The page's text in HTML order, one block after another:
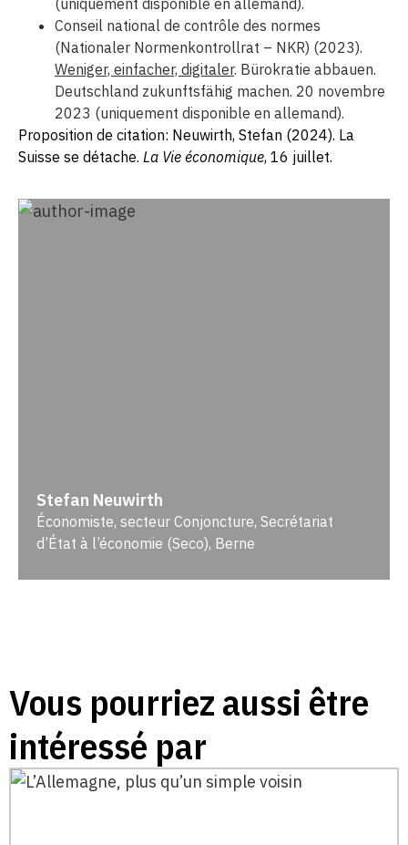
Conseil national de contrôle des normes
(Nationaler Normenkontrollrat – NKR) (2023).
Weniger, einfacher, digitaler. Bürokratie abbauen.
Deutschland zukunftsfähig machen. 20 novembre
2023 (uniquement disponible en allemand).
Proposition de citation: Neuwirth, Stefan (2024). La
Suisse se détache. La Vie économique, 16 juillet.
Stefan Neuwirth
Économiste, secteur Conjoncture, Secrétariat
d’État à l’économie (Seco), Berne
Vous pourriez aussi être
intéressé par